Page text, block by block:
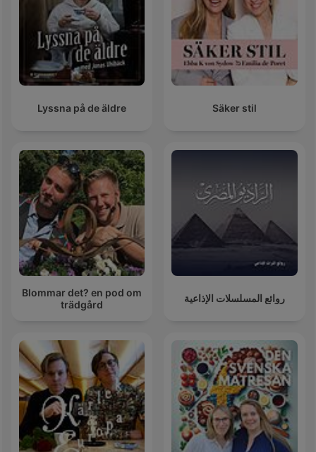
Lyssna på de äldre Säker stil
Blommar det? en pod om
trädgård
روائع المسلسلات الإذاعية